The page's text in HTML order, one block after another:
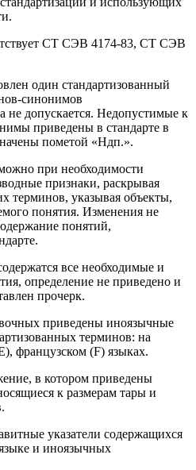
СТ СЭВ 4174-83, СТ СЭВ
один стандартизованный
синонимов
не допускается. Недопустимые к
приведены в стандарте в
пометой «Ндп.».
при необходимости
признаки, раскрывая
терминов, указывая объекты,
понятия. Изменения не
понятий,
все необходимые и
определение не приведено и
прочерк.
приведены иноязычные
терминов: на
французском (F) языках.
в котором приведены
к размерам тары и
указатели содержащихся
и иноязычных